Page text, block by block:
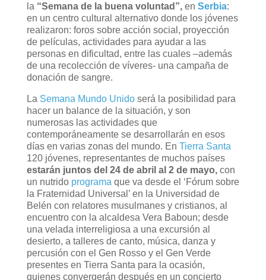
la “Semana de la buena voluntad”,en Serbia:
en un centro cultural alternativo donde los jóvenes
realizaron: foros sobre acción social, proyección
de películas, actividades para ayudar a las
personas en dificultad, entre las cuales –además
de una recolección de víveres- una campaña de
donación de sangre.
La Semana Mundo Unidoserá la posibilidad para
hacer un balance de la situación, y son
numerosas las actividades que
contemporáneamente se desarrollarán en esos
días en varias zonas del mundo. En Tierra Santa
120 jóvenes, representantes de muchos países
estarán juntos del 24 de abril al 2 de mayo,con
un nutrido programa que va desde el ‘Fórum sobre
la Fraternidad Universal’ en la Universidad de
Belén con relatores musulmanes y cristianos, al
encuentro con la alcaldesa Vera Baboun; desde
una velada interreligiosa a una excursión al
desierto, a talleres de canto, música, danza y
percusión con el Gen Rosso y el Gen Verde
presentes en Tierra Santa para la ocasión,
quienes convergerán después en un concierto